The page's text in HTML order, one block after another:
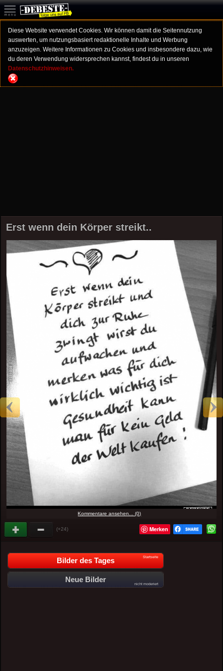
Diese Website verwendet Cookies. Wir können damit die Seitennutzung
auswerten, um nutzungsbasiert redaktionelle Inhalte und Werbung
anzuzeigen. Weitere Informationen zu Cookies und insbesondere dazu, wie
du deren Verwendung widersprechen kannst, findest du in unseren
Datenschutzhinweisen.
Erst wenn dein Körper streikt..
Kommentare ansehen... (0)
(+24) Merken
Bilder des Tages Startseite
Neue Bilder
nicht moderiert